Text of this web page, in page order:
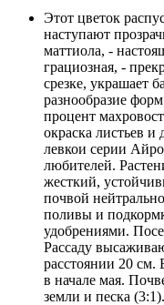
Этот цветок
наступают
маттиола, -
грациозная, -
срезке, украшает
разнообразие
процент
окраска листьев
левкои серии
любителей.
жесткий,
почвой
поливы и
удобрениями.
Рассаду
расстоянии 20
в начале мая.
земли и песка (3:1).